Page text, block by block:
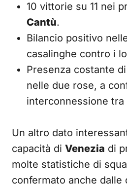
10 vittorie su 11 nei
Cantù.
Bilancio positivo
casalinghe contro i
Presenza costante
nelle due rose, a
interconnessione tra
Un altro dato
capacità di Venezia di
molte statistiche di
confermato anche dalle